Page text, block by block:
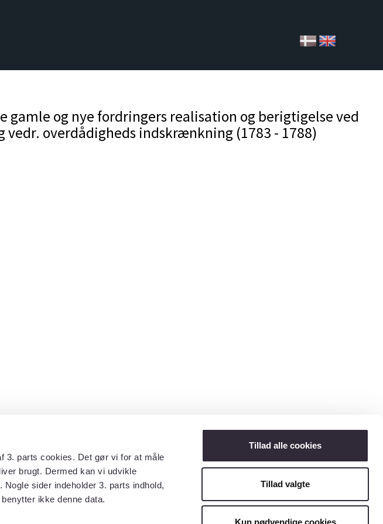
3. parts cookies. Det gør vi for at måle
brugt. Dermed kan vi udvikle
sider indeholder 3. parts indhold,
ikke denne data.
Tillad alle cookies
Tillad valgte
Kun nødvendige cookies
og nye fordringers realisation og berigtigelse ved
overdådigheds indskrænkning (1783 - 1788)